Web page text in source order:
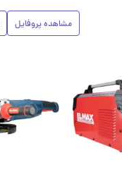
مشاهده پروفایل